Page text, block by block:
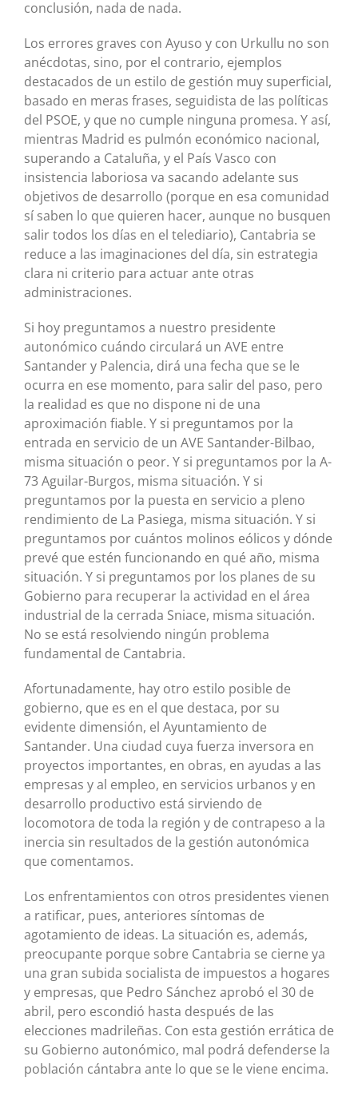
conclusión, nada de nada.
Los errores graves con Ayuso y con Urkullu no son
anécdotas, sino, por el contrario, ejemplos
destacados de un estilo de gestión muy superficial,
basado en meras frases, seguidista de las políticas
del PSOE, y que no cumple ninguna promesa. Y así,
mientras Madrid es pulmón económico nacional,
superando a Cataluña, y el País Vasco con
insistencia laboriosa va sacando adelante sus
objetivos de desarrollo (porque en esa comunidad
sí saben lo que quieren hacer, aunque no busquen
salir todos los días en el telediario), Cantabria se
reduce a las imaginaciones del día, sin estrategia
clara ni criterio para actuar ante otras
administraciones.
Si hoy preguntamos a nuestro presidente
autonómico cuándo circulará un AVE entre
Santander y Palencia, dirá una fecha que se le
ocurra en ese momento, para salir del paso, pero
la realidad es que no dispone ni de una
aproximación fiable. Y si preguntamos por la
entrada en servicio de un AVE Santander-Bilbao,
misma situación o peor. Y si preguntamos por la A-
73 Aguilar-Burgos, misma situación. Y si
preguntamos por la puesta en servicio a pleno
rendimiento de La Pasiega, misma situación. Y si
preguntamos por cuántos molinos eólicos y dónde
prevé que estén funcionando en qué año, misma
situación. Y si preguntamos por los planes de su
Gobierno para recuperar la actividad en el área
industrial de la cerrada Sniace, misma situación.
No se está resolviendo ningún problema
fundamental de Cantabria.
Afortunadamente, hay otro estilo posible de
gobierno, que es en el que destaca, por su
evidente dimensión, el Ayuntamiento de
Santander. Una ciudad cuya fuerza inversora en
proyectos importantes, en obras, en ayudas a las
empresas y al empleo, en servicios urbanos y en
desarrollo productivo está sirviendo de
locomotora de toda la región y de contrapeso a la
inercia sin resultados de la gestión autonómica
que comentamos.
Los enfrentamientos con otros presidentes vienen
a ratificar, pues, anteriores síntomas de
agotamiento de ideas. La situación es, además,
preocupante porque sobre Cantabria se cierne ya
una gran subida socialista de impuestos a hogares
y empresas, que Pedro Sánchez aprobó el 30 de
abril, pero escondió hasta después de las
elecciones madrileñas. Con esta gestión errática de
su Gobierno autonómico, mal podrá defenderse la
población cántabra ante lo que se le viene encima.